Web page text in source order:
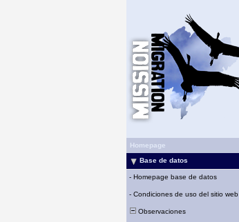
Homepage
Base de datos
- Homepage base de datos
- Condiciones de uso del sitio web
Observaciones